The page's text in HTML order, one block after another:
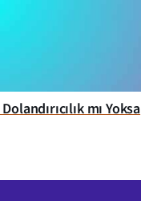
mı Yoksa